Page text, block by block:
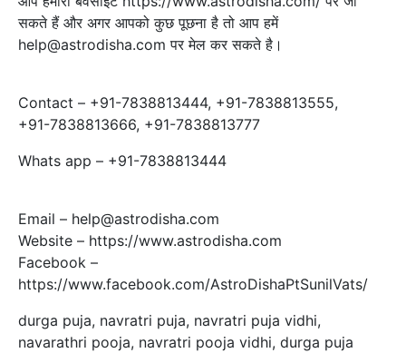
सकते हैं और अगर आपको कुछ पूछना है तो आप हमें
help@astrodisha.com पर मेल कर सकते है।
Contact – +91-7838813444, +91-7838813555,
+91-7838813666, +91-7838813777
Whats app – +91-7838813444
Email – help@astrodisha.com
Website – https://www.astrodisha.com
Facebook –
https://www.facebook.com/AstroDishaPtSunilVats/
durga puja, navratri puja, navratri puja vidhi,
navarathri pooja, navratri pooja vidhi, durga puja